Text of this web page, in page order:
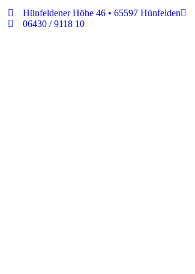
Hünfeldener Höhe 46 • 65597 Hünfelden
06430 / 9118 10